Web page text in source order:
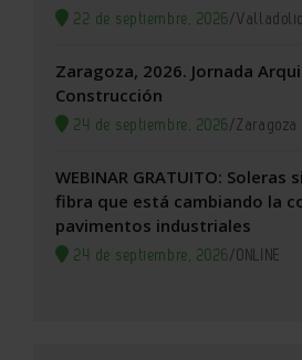
22 de septiembre, 2026/Valladolid
Zaragoza, 2026. Jornada
Construcción
24 de septiembre, 2026/Zaragoza
WEBINAR GRATUITO: Soleras
fibra que está cambiando la
pavimentos industriales
24 de septiembre, 2026/ONLINE